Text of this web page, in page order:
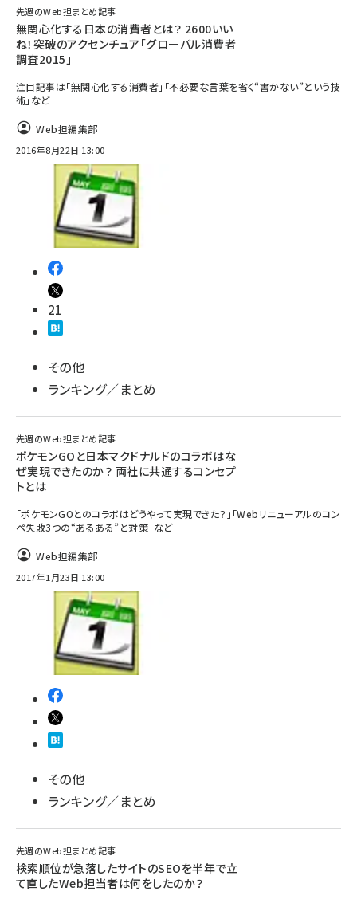
先週のWeb担まとめ記事
無関心化する日本の消費者とは？ 2600いい
ね！突破のアクセンチュア「グローバル消費者
調査2015」
注目記事は「無関心化する消費者」「不必要な言葉を省く“書かない”という技
術」など
Web担編集部
2016年8月22日 13:00
21
その他
ランキング／まとめ
先週のWeb担まとめ記事
ポケモンGOと日本マクドナルドのコラボはな
ぜ実現できたのか？ 両社に共通するコンセプ
トとは
「ポケモンGOとのコラボはどうやって実現できた？」「Webリニューアルのコン
ペ失敗3つの“あるある”と対策」など
Web担編集部
2017年1月23日 13:00
その他
ランキング／まとめ
先週のWeb担まとめ記事
検索順位が急落したサイトのSEOを半年で立
て直したWeb担当者は何をしたのか？